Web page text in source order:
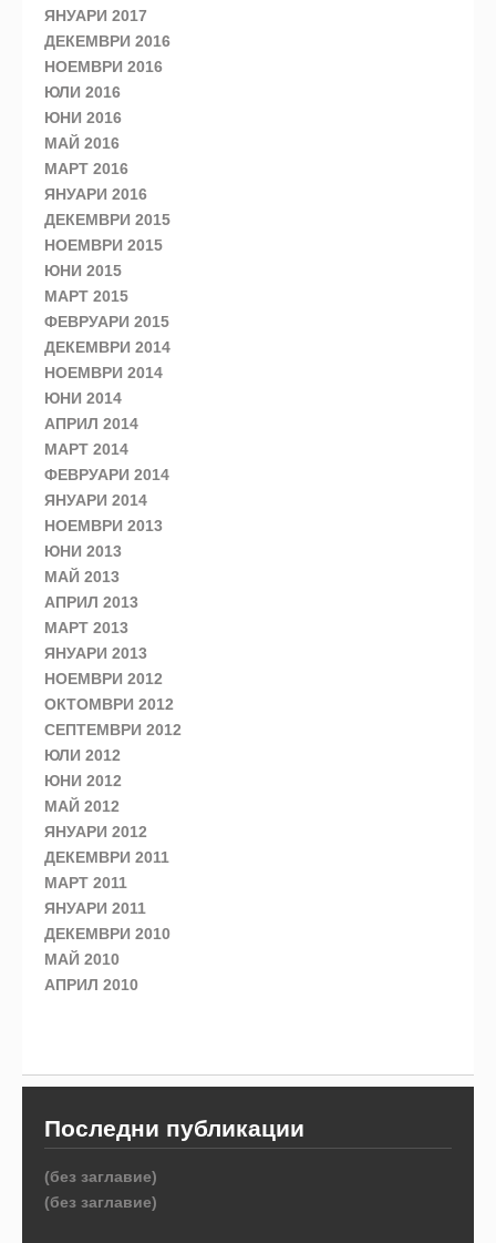
ЯНУАРИ 2017
ДЕКЕМВРИ 2016
НОЕМВРИ 2016
ЮЛИ 2016
ЮНИ 2016
МАЙ 2016
МАРТ 2016
ЯНУАРИ 2016
ДЕКЕМВРИ 2015
НОЕМВРИ 2015
ЮНИ 2015
МАРТ 2015
ФЕВРУАРИ 2015
ДЕКЕМВРИ 2014
НОЕМВРИ 2014
ЮНИ 2014
АПРИЛ 2014
МАРТ 2014
ФЕВРУАРИ 2014
ЯНУАРИ 2014
НОЕМВРИ 2013
ЮНИ 2013
МАЙ 2013
АПРИЛ 2013
МАРТ 2013
ЯНУАРИ 2013
НОЕМВРИ 2012
ОКТОМВРИ 2012
СЕПТЕМВРИ 2012
ЮЛИ 2012
ЮНИ 2012
МАЙ 2012
ЯНУАРИ 2012
ДЕКЕМВРИ 2011
МАРТ 2011
ЯНУАРИ 2011
ДЕКЕМВРИ 2010
МАЙ 2010
АПРИЛ 2010
Последни публикации
(без заглавие)
(без заглавие)